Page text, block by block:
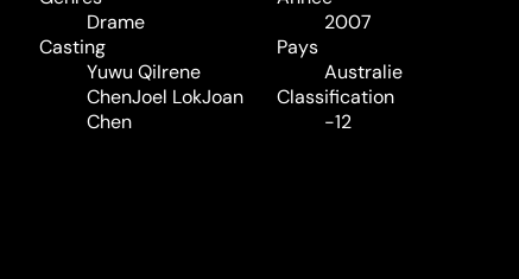
Drame
Casting
Yuwu QiIrene
ChenJoel LokJoan
Chen
2007
Pays
Australie
Classification
-12